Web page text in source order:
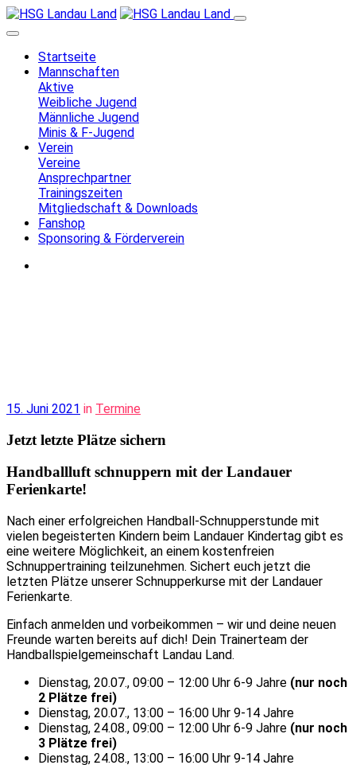
Startseite
Mannschaften
Aktive
Weibliche Jugend
Männliche Jugend
Minis & F-Jugend
Verein
Vereine
Ansprechpartner
Trainingszeiten
Mitgliedschaft & Downloads
Fanshop
Sponsoring & Förderverein
15. Juni 2021 in Termine
Jetzt letzte Plätze sichern
Handballluft schnuppern mit der Landauer
Ferienkarte!
Nach einer erfolgreichen Handball-Schnupperstunde mit
vielen begeisterten Kindern beim Landauer Kindertag gibt es
eine weitere Möglichkeit, an einem kostenfreien
Schnuppertraining teilzunehmen. Sichert euch jetzt die
letzten Plätze unserer Schnupperkurse mit der Landauer
Ferienkarte.
Einfach anmelden und vorbeikommen – wir und deine neuen
Freunde warten bereits auf dich! Dein Trainerteam der
Handballspielgemeinschaft Landau Land.
Dienstag, 20.07., 09:00 – 12:00 Uhr 6-9 Jahre (nur noch
2 Plätze frei)
Dienstag, 20.07., 13:00 – 16:00 Uhr 9-14 Jahre
Dienstag, 24.08., 09:00 – 12:00 Uhr 6-9 Jahre (nur noch
3 Plätze frei)
Dienstag, 24.08., 13:00 – 16:00 Uhr 9-14 Jahre